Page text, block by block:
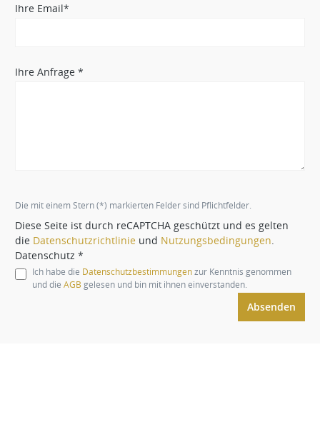
Ihre Email*
Ihre Anfrage *
Die mit einem Stern (*) markierten Felder sind Pflichtfelder.
Diese Seite ist durch reCAPTCHA geschützt und es gelten
die Datenschutzrichtlinie und Nutzungsbedingungen
Datenschutz *
Ich habe die Datenschutzbestimmungenzur Kenntnis genommen
und die AGB gelesen und bin mit ihnen einverstanden.
Absenden